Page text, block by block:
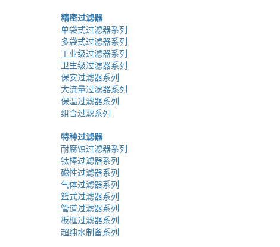
精密过滤器
单袋式过滤器系列
多袋式过滤器系列
工业级过滤器系列
卫生级过滤器系列
保安过滤器系列
大流量过滤器系列
保温过滤器系列
组合过滤系列
特种过滤器
耐腐蚀过滤器系列
钛棒过滤器系列
磁性过滤器系列
气体过滤器系列
篮式过滤器系列
管道过滤器系列
板框过滤器系列
超纯水制备系列